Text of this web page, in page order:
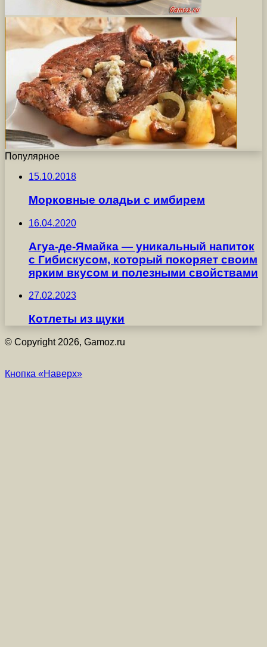
Популярное
15.10.2018
Морковные оладьи с имбирем
16.04.2020
Агуа-де-Ямайка — уникальный напиток
с Гибискусом, который покоряет своим
ярким вкусом и полезными свойствами
27.02.2023
Котлеты из щуки
© Copyright 2026, Gamoz.ru
Кнопка «Наверх»